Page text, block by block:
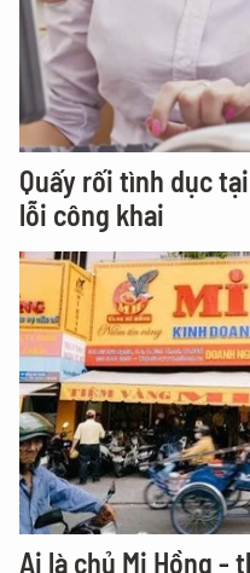
Quấy rối tình dục
lỗi công khai
Ai là chủ Mi Hồng -